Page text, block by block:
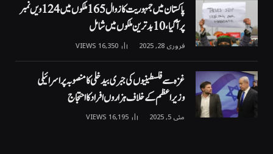
پاکستان میں جمہوریت کا زوال 165 ملکوں میں 124ویں نمبر
پر آگیا، 10 بدترین ملکوں میں شامل
فروری 28, 2025 16,350
VIEWS
غزہ سے فلسطینیوں کی جبری بیدخلی کا منصوبہ پر اسرائیلی
وزیراعظم کے خلاف ہزاروں افراد کا احتجاج
مئی 5, 2025 16,195
VIEWS